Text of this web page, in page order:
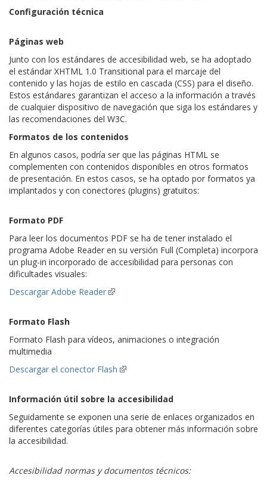
Configuración técnica
Páginas web
Junto con los estándares de accesibilidad web, se ha adoptado
el estándar XHTML 1.0 Transitional para el marcaje del
contenido y las hojas de estilo en cascada (CSS) para el diseño.
Estos estándares garantizan el acceso a la información a través
de cualquier dispositivo de navegación que siga los estándares y
las recomendaciones del W3C.
Formatos de los contenidos
En algunos casos, podría ser que las páginas HTML se
complementen con contenidos disponibles en otros formatos
de presentación. En estos casos, se ha optado por formatos ya
implantados y con conectores (plugins) gratuitos:
Formato PDF
Para leer los documentos PDF se ha de tener instalado el
programa Adobe Reader en su versión Full (Completa) incorpora
un plug-in incorporado de accesibilidad para personas con
dificultades visuales:
Descargar Adobe Reader
Formato Flash
Formato Flash para vídeos, animaciones o integración
multimedia
Descargar el conector Flash
Información útil sobre la accesibilidad
Seguidamente se exponen una serie de enlaces organizados en
diferentes categorías útiles para obtener más información sobre
la accesibilidad.
Accesibilidad normas y documentos técnicos: